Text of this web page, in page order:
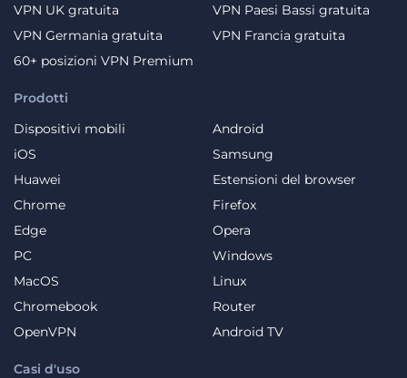
Prodotti
Dispositivi mobili
Android
iOS
Samsung
Huawei
Estensioni del browser
Chrome
Firefox
Edge
Opera
PC
Windows
MacOS
Linux
Chromebook
Router
OpenVPN
Android TV
Casi d'uso
VPN UK gratuita
VPN Paesi Bassi gratuita
VPN Germania gratuita
VPN Francia gratuita
60+ posizioni VPN Premium